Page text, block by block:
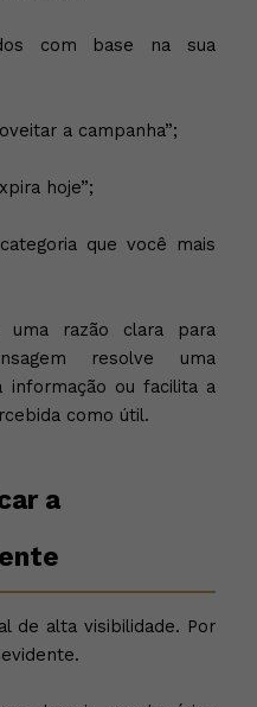
com base na sua
a campanha”;
hoje”;
que você mais
razão clara para
resolve uma
informação ou facilita a
como útil.
a
de alta visibilidade. Por